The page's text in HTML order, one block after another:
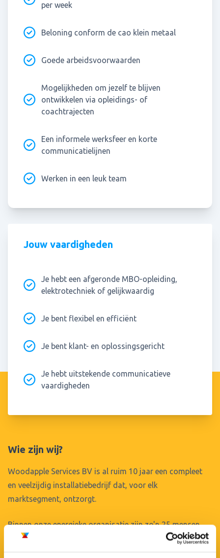
per week
Beloning conform de cao klein metaal
Goede arbeidsvoorwaarden
Mogelijkheden om jezelf te blijven
ontwikkelen via opleidings- of
coachtrajecten
Een informele werksfeer en korte
communicatielijnen
Werken in een leuk team
Jouw vaardigheden
Je hebt een afgeronde MBO-opleiding,
elektrotechniek of gelijkwaardig
Je bent flexibel en efficiënt
Je bent klant- en oplossingsgericht
Je hebt uitstekende communicatieve
vaardigheden
Wie zijn wij?
Woodapple Services BV is al ruim 10 jaar een compleet
en veelzijdig installatiebedrijf dat, voor elk
marktsegment, ontzorgt.
Binnen onze energieke organisatie zijn zo'n 25 mensen
werkzaam, in de buitendienst en op kantoor. Ons team